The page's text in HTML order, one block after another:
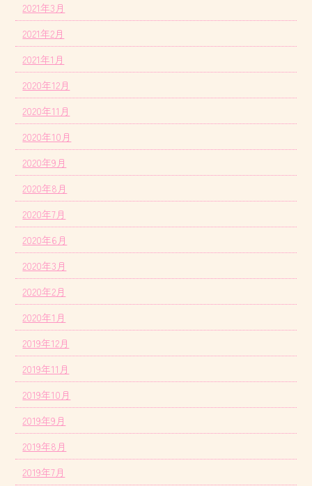
2021年3月
2021年2月
2021年1月
2020年12月
2020年11月
2020年10月
2020年9月
2020年8月
2020年7月
2020年6月
2020年3月
2020年2月
2020年1月
2019年12月
2019年11月
2019年10月
2019年9月
2019年8月
2019年7月